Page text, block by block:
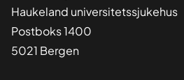
Haukeland universitetssjukehus
Postboks 1400
5021 Bergen